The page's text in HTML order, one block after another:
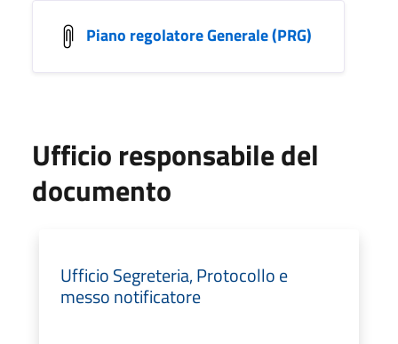
Piano regolatore Generale (PRG)
Ufficio responsabile del
documento
Ufficio Segreteria, Protocollo e
messo notificatore